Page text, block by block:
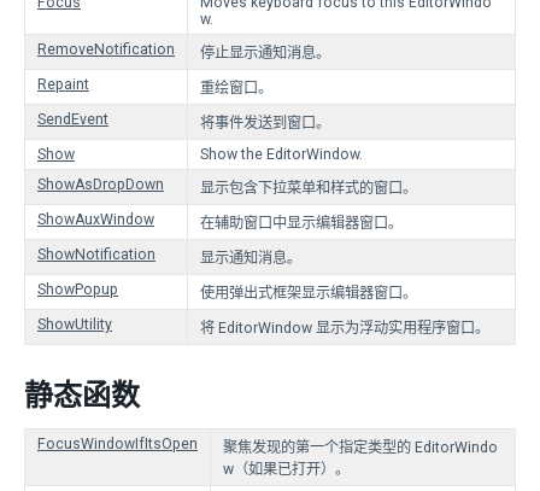
w.
RemoveNotification
停止显示通知消息。
Repaint
重绘窗口。
SendEvent
将事件发送到窗口。
Show
Show the EditorWindow.
ShowAsDropDown
显示包含下拉菜单和样式的窗口。
ShowAuxWindow
在辅助窗口中显示编辑器窗口。
ShowNotification
显示通知消息。
ShowPopup
使用弹出式框架显示编辑器窗口。
ShowUtility
将 EditorWindow 显示为浮动实用程序窗口。
静态函数
FocusWindowIfItsOpen
聚焦发现的第一个指定类型的 EditorWindo
w（如果已打开）。